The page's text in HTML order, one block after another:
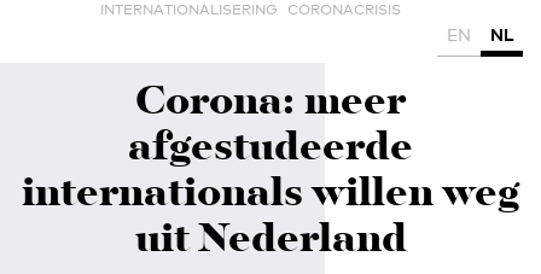
INTERNATIONALISERING
CORONACRISIS
EN NL
Corona: meer
afgestudeerde
internationals willen weg
uit Nederland